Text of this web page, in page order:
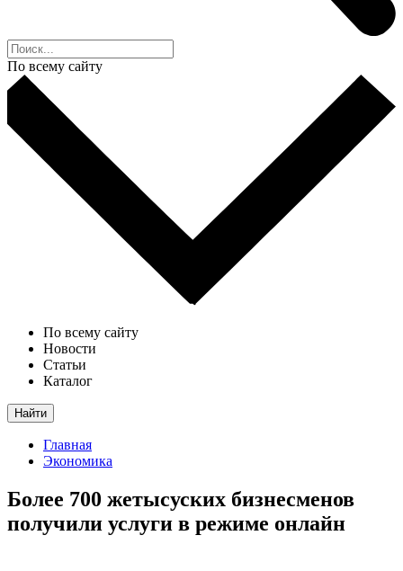
По всему сайту
По всему сайту
Новости
Статьи
Каталог
Найти
Главная
Экономика
Более 700 жетысуских бизнесменов
получили услуги в режиме онлайн